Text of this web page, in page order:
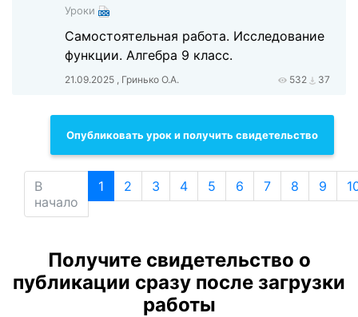
Уроки
Самостоятельная работа. Исследование
функции. Алгебра 9 класс.
21.09.2025 , Гринько О.А. 532 37
Опубликовать урок и получить свидетельство
В
начало
1 2 3 4 5 6 7 8 9
Получите свидетельство о
публикации сразу после загрузки
работы